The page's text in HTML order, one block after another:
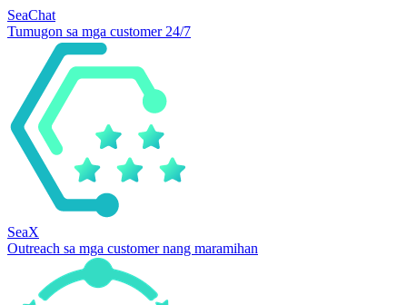
SeaChat
Tumugon sa mga customer 24/7
SeaX
Outreach sa mga customer nang maramihan